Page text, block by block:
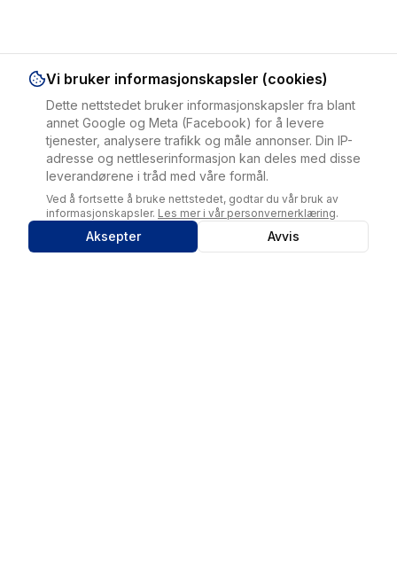
Vi bruker informasjonskapsler (cookies)
Dette nettstedet bruker informasjonskapsler fra blant
annet Google og Meta (Facebook) for å levere
tjenester, analysere trafikk og måle annonser. Din IP-
adresse og nettleserinformasjon kan deles med disse
leverandørene i tråd med våre formål.
Ved å fortsette å bruke nettstedet, godtar du vår bruk av
informasjonskapsler. Les mer i vår personvernerklæring.
Aksepter Avvis